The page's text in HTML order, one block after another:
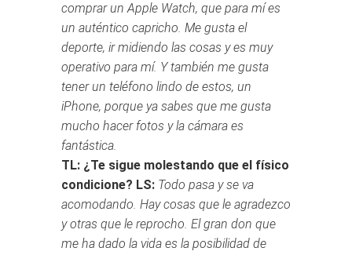
comprar un Apple Watch, que para mí es
un auténtico capricho. Me gusta el
deporte, ir midiendo las cosas y es muy
operativo para mí. Y también me gusta
tener un teléfono lindo de estos, un
iPhone, porque ya sabes que me gusta
mucho hacer fotos y la cámara es
fantástica.
TL: ¿Te sigue molestando que el físico
condicione? LS: Todo pasa y se va
acomodando. Hay cosas que le agradezco
y otras que le reprocho. El gran don que
me ha dado la vida es la posibilidad de